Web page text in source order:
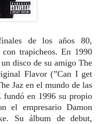
de los años 80,
trapicheos. En 1990
disco de su amigo The
Flavor (”Can I get
Jaz en el mundo de las
fundó en 1996 su propio
el empresario Damon
Su álbum de debut,